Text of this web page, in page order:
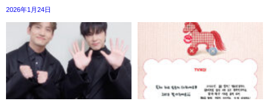
2026年1月24日